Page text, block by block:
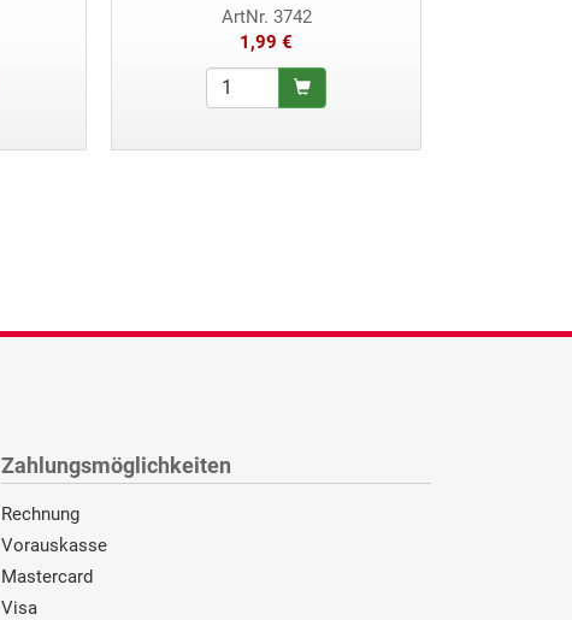
ArtNr. 3742
1,99 €
Zahlungsmöglichkeiten
Rechnung
Vorauskasse
Mastercard
Visa